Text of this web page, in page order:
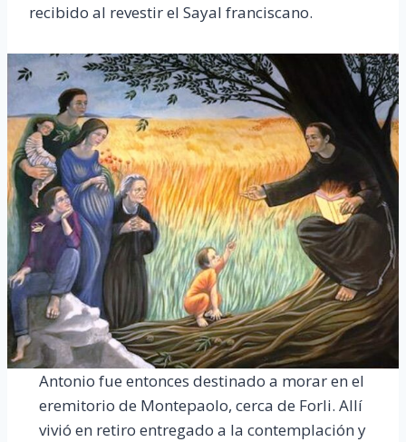
recibido al revestir el Sayal franciscano.
Antonio fue entonces destinado a morar en el
eremitorio de Montepaolo, cerca de Forli. Allí
vivió en retiro entregado a la contemplación y